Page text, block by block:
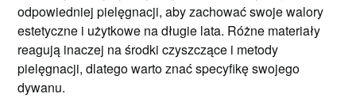
odpowiedniej pielęgnacji, aby zachować swoje walory
estetyczne i użytkowe na długie lata. Różne materiały
reagują inaczej na środki czyszczące i metody
pielęgnacji, dlatego warto znać specyfikę swojego
dywanu.